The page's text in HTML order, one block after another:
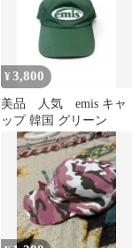
¥3,800
美品 人気 emis キャ
ップ 韓国 グリーン